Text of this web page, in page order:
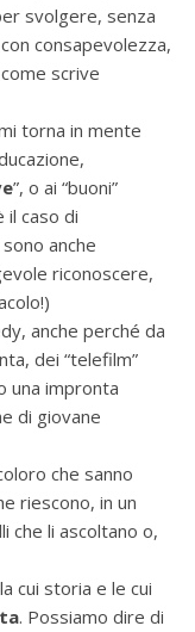
svolgere, senza
consapevolezza,
scrive
torna in mente
”, o ai “buoni”
il caso di
anche
riconoscere,
anche perché da
dei “telefilm”
una impronta
di giovane
che sanno
riescono, in un
che li ascoltano o,
cui storia e le cui
. Possiamo dire di